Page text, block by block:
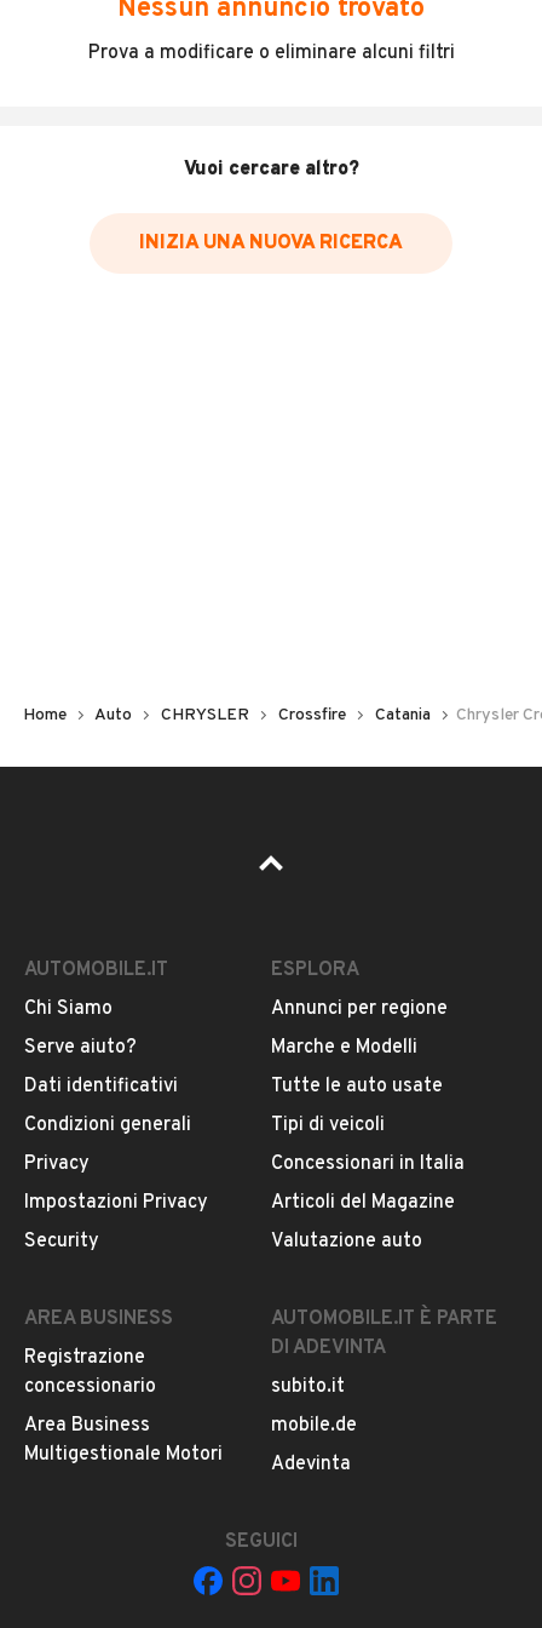
Incidenti in cui è stato coinvolto il veicolo
Data e luogo delle revisioni effettuate
Inserisci il numero di targa per verificare la disponibilità
Pubblicità
DESCRIZIONE
VETTURA C/VENDITA
MOSTRA NUMERO
SI VALUTA PERMUTA
INFORMAZIONI VEICOLO
DATI BASE CONSUMI
Nessun annuncio trovato
Prova a modificare o eliminare alcuni filtri
Vuoi cercare altro?
INIZIA UNA NUOVA RICERCA
Home Auto CHRYSLER Crossfire Catania Chrysler
AUTOMOBILE.IT
Chi Siamo
Serve aiuto?
Dati identificativi
Condizioni generali
Privacy
Impostazioni Privacy
Security
ESPLORA
Annunci per regione
Marche e Modelli
Tutte le auto usate
Tipi di veicoli
Concessionari in Italia
Articoli del Magazine
Valutazione auto
AREA BUSINESS
Registrazione
concessionario
Area Business
Multigestionale Motori
AUTOMOBILE.IT È PARTE
DI ADEVINTA
subito.it
mobile.de
Adevinta
SEGUICI